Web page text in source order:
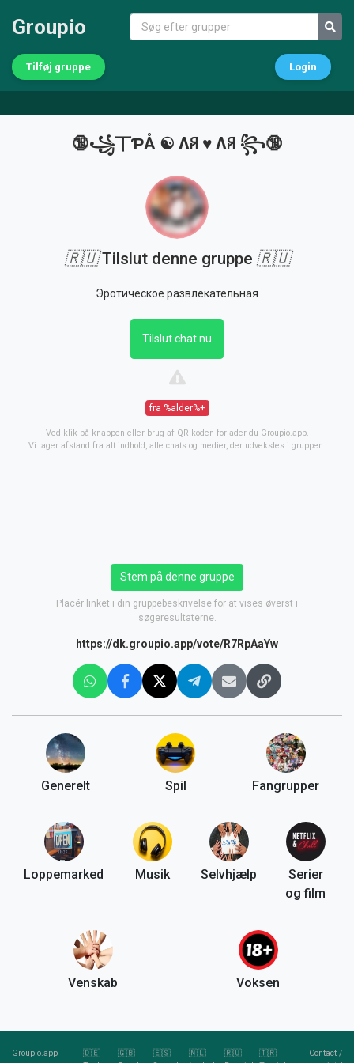
Groupio
Tilføj gruppe Login
🔞꧁丅ƤÅ ☯︎ Λꋪ ♥︎ Λꋪ ꧂🔞
🇷🇺Tilslut denne gruppe 🇷🇺
Эротическое развлекательная
Tilslut chat nu
fra %alder%+
Ved klik på knappen eller brug af QR-koden forlader du Groupio.app.
Vi tager afstand fra alt indhold, alle chats og medier, der udveksles i gruppen.
Stem på denne gruppe
Placér linket i din gruppebeskrivelse for at vises øverst i
søgeresultaterne.
https://dk.groupio.app/vote/R7RpAaYw
Generelt Spil Fangrupper
Loppemarked Musik Selvhjælp
Serier
og film
Venskab Voksen
Groupio.app
🇩🇪
🇬🇧
🇪🇸
🇳🇱
🇷🇺
🇹🇷
Contact/